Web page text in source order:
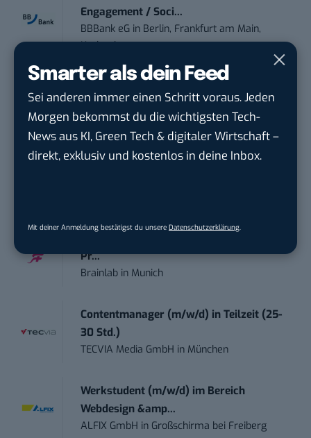
Smarter als dein Feed
Sei anderen immer einen Schritt voraus. Jeden
Morgen bekommst du die wichtigsten Tech-
News aus KI, Green Tech & digitaler Wirtschaft –
direkt, exklusiv und kostenlos in deine Inbox.
Mit deiner Anmeldung bestätigst du unsere Datenschutzerklärung.
Engagement / Soci...
BBBank eG in Berlin, Frankfurt am Main,
Karlsruhe
Schwerpunkt Socia...
LEUCHTTURM1917inGeesthacht
Editorial Prompt Engineer (m/w/d)
Pr...
Brainlab in Munich
Contentmanager (m/w/d) in Teilzeit (25-
30 Std.)
TECVIA Media GmbH in München
Werkstudent (m/w/d) im Bereich
Webdesign &amp...
ALFIX GmbH in Großschirma bei Freiberg